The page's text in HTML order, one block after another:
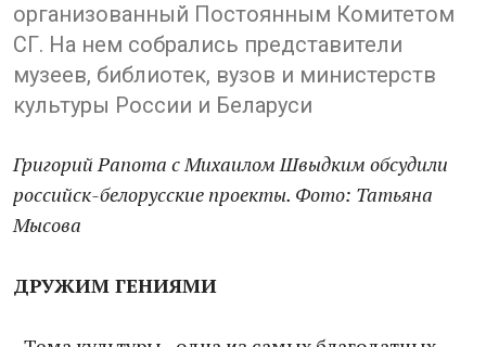
организованный Постоянным Комитетом
СГ. На нем собрались представители
музеев, библиотек, вузов и министерств
культуры России и Беларуси
Григорий Рапота с Михаилом Швыдким обсудили
российск-белорусские проекты. Фото: Татьяна
Мысова
ДРУЖИМ ГЕНИЯМИ